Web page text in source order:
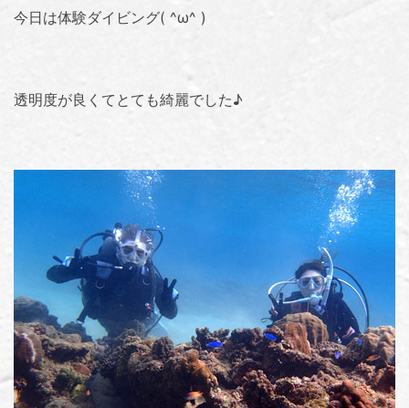
今日は体験ダイビング( ^ω^ )
透明度が良くてとても綺麗でした♪